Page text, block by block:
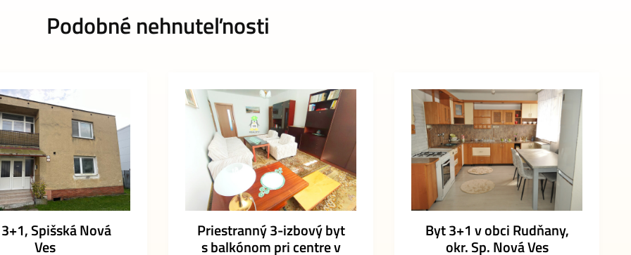
Podobné nehnuteľnosti
Spišská Nová
Ves
Priestranný 3-izbový byt
s balkónom pri centre v
Byt 3+1 v obci Rudňany,
okr. Sp. Nová Ves